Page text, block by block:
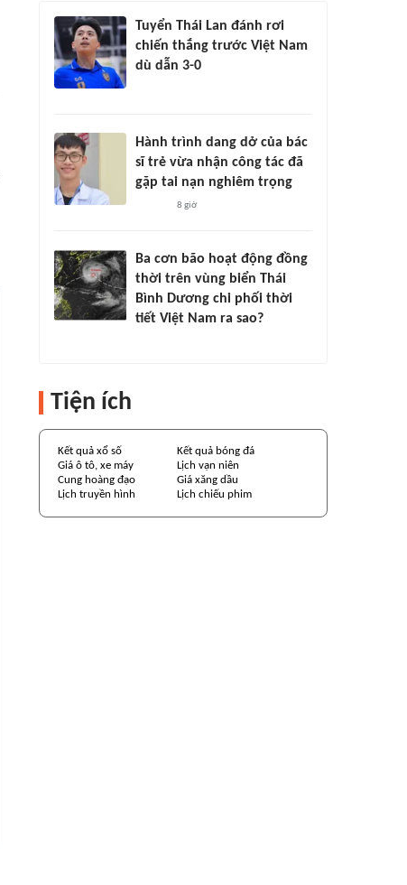
Tuyển Thái Lan đánh rơi
chiến thắng trước Việt Nam
dù dẫn 3-0
Hành trình dang dở của bác
sĩ trẻ vừa nhận công tác đã
gặp tai nạn nghiêm trọng
8 giờ
Ba cơn bão hoạt động đồng
thời trên vùng biển Thái
Bình Dương chi phối thời
tiết Việt Nam ra sao?
Tiện ích
Kết quả xổ số
Kết quả bóng đá
Giá ô tô, xe máy
Lịch vạn niên
Cung hoàng đạo
Giá xăng dầu
Lịch truyền hình
Lịch chiếu phim